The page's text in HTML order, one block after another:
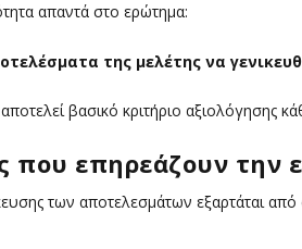
απαντά στο ερώτημα:
της μελέτης να
βασικό κριτήριο αξιολόγησης
που επηρεάζουν την
των αποτελεσμάτων εξαρτάται